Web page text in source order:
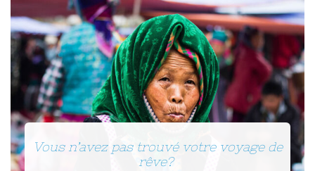
Vous n’avez pas trouvé votre voyage de
rêve?